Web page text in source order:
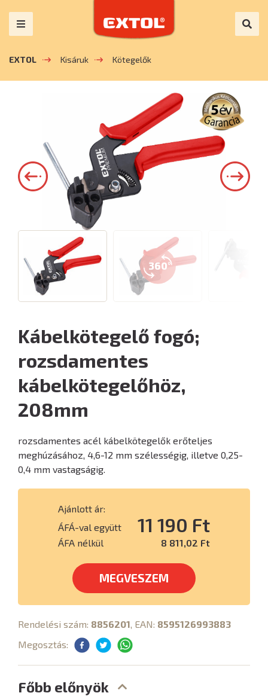
EXTOL Kisáruk Kötegelők
360°
Kábelkötegelő fogó;
rozsdamentes
kábelkötegelőhöz,
208mm
rozsdamentes acél kábelkötegelők erőteljes
meghúzásához, 4,6-12 mm szélességig, illetve 0,25-
0,4 mm vastagságig.
Ajánlott ár:
ÁFÁ-val együtt
11 190 Ft
ÁFA nélkül 8 811,02 Ft
MEGVESZEM
Rendelési szám: 8856201, EAN: 8595126993883
Megosztás:
Főbb előnyök